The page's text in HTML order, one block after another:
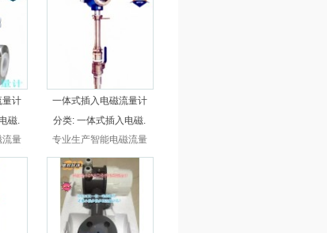
还是
计，
场便
质，
量计，一体式插入，还是
分体式插入电磁流量计，
宜30%以上，超长保质，
无忧售后。
量计
磁.
流量
磁流
还是
计，
场便
质，
一体式插入电磁流量计
分类: 一体式插入电磁.
专业生产智能电磁流量
量计，还是分体式电磁流
量计，一体式插入，还是
分体式插入电磁流量计，
厂家直接供应，比市场便
宜30%以上，超长保质，